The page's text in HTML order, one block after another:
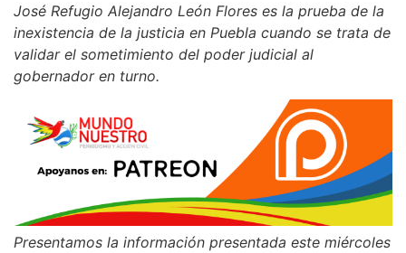
José Refugio Alejandro León Flores es la prueba de la
inexistencia de la justicia en Puebla cuando se trata de
validar el sometimiento del poder judicial al
gobernador en turno.
Presentamos la información presentada este miércoles